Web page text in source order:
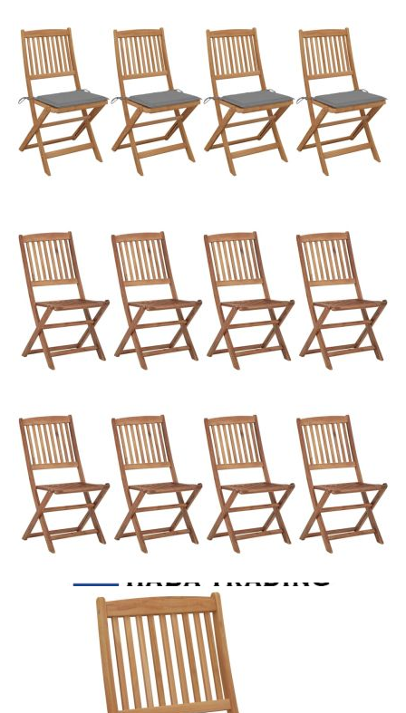
Сподели Tweet
Сгъваеми столове 8 бр. с
възглавници от масивна акациева
дървесина